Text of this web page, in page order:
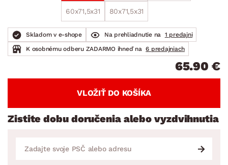
60x71,5x31 80x71,5x31
Skladom v e-shope Na prehliadnutie na
1 predajni
K osobnému odberu ZADARMO ihneď na 6 predajniach
65.90 €
VLOŽIŤ DO KOŠÍKA
Zistite dobu doručenia alebo vyzdvihnutia